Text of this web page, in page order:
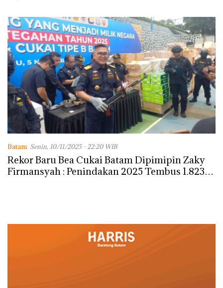
Batam Senin, 10/11/2025 - 22:20 WIB
Rekor Baru Bea Cukai Batam Dipimipin Zaky
Firmansyah : Penindakan 2025 Tembus 1.823